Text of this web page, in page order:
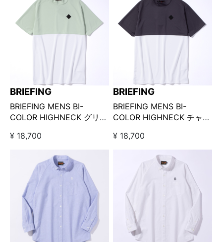
BRIEFING
BRIEFING MENS BI-
COLOR HIGHNECK グリー
¥ 18,700
BRIEFING
BRIEFING MENS BI-
COLOR HIGHNECK チャコ
¥ 18,700